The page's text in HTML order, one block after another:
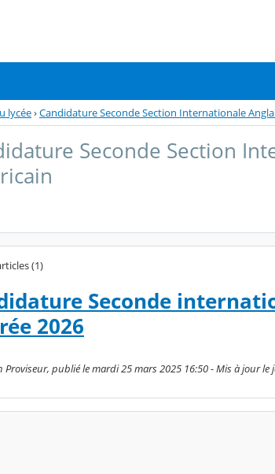
lycée›Candidature Seconde Section Internationale
Seconde Section
(1)
Seconde
2026
Proviseur, publié le mardi 25 mars 2025 16:50 - Mis à jour le